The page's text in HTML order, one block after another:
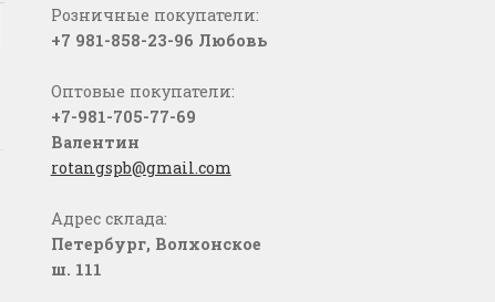
Розничные покупатели:
+7 981-858-23-96 Любовь
Оптовые покупатели:
+7-981-705-77-69
Валентин
rotangspb@gmail.com
Адрес склада:
Петербург, Волхонское
ш. 111